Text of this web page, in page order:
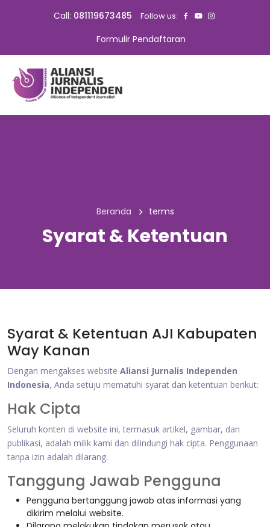
Call: 081119673485 Follow us:
Formulir Pendaftaran
Beranda terms
Syarat & Ketentuan
Syarat & Ketentuan AJI Kabupaten
Way Kanan
Dengan mengakses website Aliansi Jurnalis Independen
Indonesia, Anda setuju mematuhi syarat dan ketentuan berikut:
Hak Cipta
Seluruh konten di website ini, termasuk artikel, gambar, dan
publikasi, adalah milik kami dan dilindungi hak cipta. Penggunaan
tanpa izin adalah dilarang.
Tanggung Jawab Pengguna
Pengguna bertanggung jawab atas informasi yang
dikirim melalui website.